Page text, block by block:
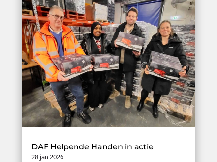
DAF Helpende Handen in actie
28 jan 2026